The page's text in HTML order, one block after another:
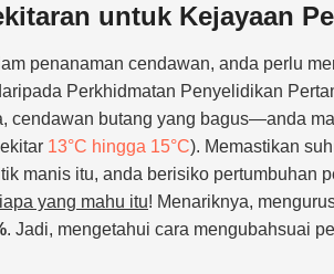
untuk Kejayaan
penanaman cendawan, anda perlu
Perkhidmatan Penyelidikan
cendawan butang yang bagus—anda
13°C hingga 15°C). Memastikan
manis itu, anda berisiko pertumbuhan
yang mahu itu! Menariknya,
. Jadi, mengetahui cara mengubahsuai